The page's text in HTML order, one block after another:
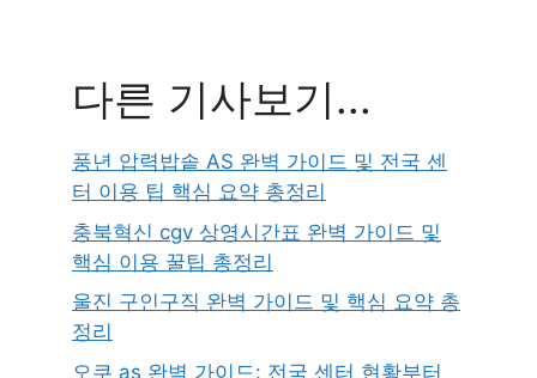
다른 기사보기...
풍년 압력밥솥 AS 완벽 가이드 및 전국 센
터 이용 팁 핵심 요약 총정리
충북혁신 cgv 상영시간표 완벽 가이드 및
핵심 이용 꿀팁 총정리
울진 구인구직 완벽 가이드 및 핵심 요약 총
정리
오쿠 as 완벽 가이드: 전국 센터 현황부터